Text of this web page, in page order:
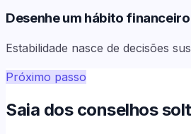
Desenhe um hábito
Estabilidade nasce de decisões
Próximo passo
Saia dos conselhos